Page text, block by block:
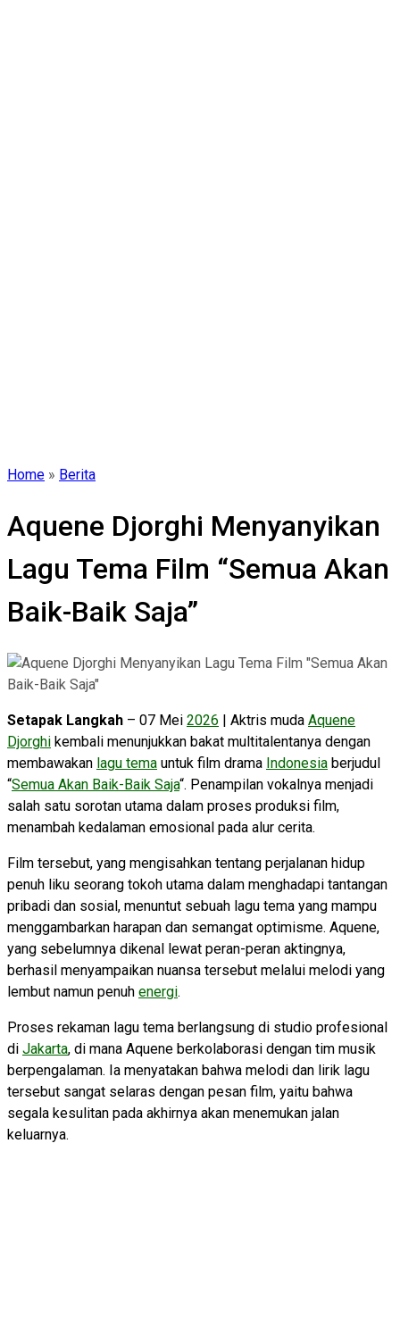
Home » Berita
Aquene Djorghi Menyanyikan
Lagu Tema Film “Semua Akan
Baik-Baik Saja”
Setapak Langkah – 07 Mei 2026 | Aktris muda Aquene
Djorghi kembali menunjukkan bakat multitalentanya dengan
membawakan lagu tema untuk film drama Indonesia berjudul
“Semua Akan Baik-Baik Saja“. Penampilan vokalnya menjadi
salah satu sorotan utama dalam proses produksi film,
menambah kedalaman emosional pada alur cerita.
Film tersebut, yang mengisahkan tentang perjalanan hidup
penuh liku seorang tokoh utama dalam menghadapi tantangan
pribadi dan sosial, menuntut sebuah lagu tema yang mampu
menggambarkan harapan dan semangat optimisme. Aquene,
yang sebelumnya dikenal lewat peran-peran aktingnya,
berhasil menyampaikan nuansa tersebut melalui melodi yang
lembut namun penuh energi.
Proses rekaman lagu tema berlangsung di studio profesional
di Jakarta, di mana Aquene berkolaborasi dengan tim musik
berpengalaman. Ia menyatakan bahwa melodi dan lirik lagu
tersebut sangat selaras dengan pesan film, yaitu bahwa
segala kesulitan pada akhirnya akan menemukan jalan
keluarnya.